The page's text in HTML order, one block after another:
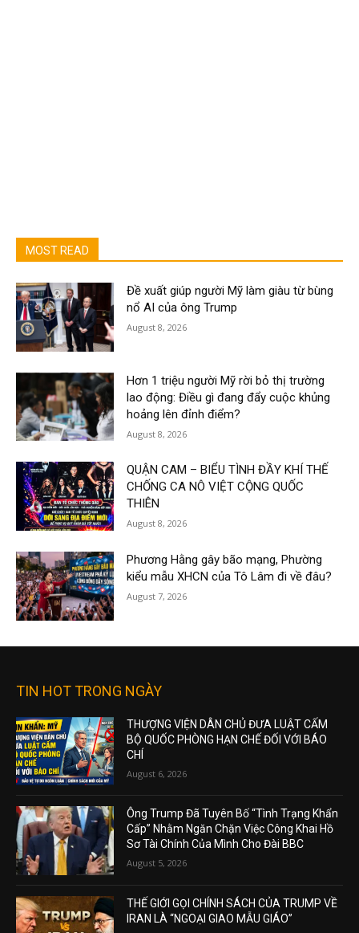
MOST READ
Đề xuất giúp người Mỹ làm giàu từ bùng
nổ AI của ông Trump
August 8, 2026
Hơn 1 triệu người Mỹ rời bỏ thị trường
lao động: Điều gì đang đẩy cuộc khủng
hoảng lên đỉnh điểm?
August 8, 2026
QUẬN CAM – BIỂU TÌNH ĐẦY KHÍ THẾ
CHỐNG CA NÔ VIỆT CỘNG QUỐC
THIÊN
August 8, 2026
Phương Hằng gây bão mạng, Phường
kiểu mẫu XHCN của Tô Lâm đi về đâu?
August 7, 2026
TIN HOT TRONG NGÀY
THƯỢNG VIỆN DÂN CHỦ ĐƯA LUẬT CẤM
BỘ QUỐC PHÒNG HẠN CHẾ ĐỐI VỚI BÁO
CHÍ
August 6, 2026
Ông Trump Đã Tuyên Bố “Tình Trạng Khẩn
Cấp” Nhằm Ngăn Chặn Việc Công Khai Hồ
Sơ Tài Chính Của Mình Cho Đài BBC
August 5, 2026
THẾ GIỚI GỌI CHÍNH SÁCH CỦA TRUMP VỀ
IRAN LÀ “NGOẠI GIAO MẪU GIÁO”